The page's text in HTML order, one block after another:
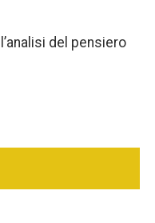
del pensiero